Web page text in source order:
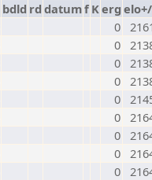
bdld rd datumf Kerg
0
0
0
0
0
0
0
0
0